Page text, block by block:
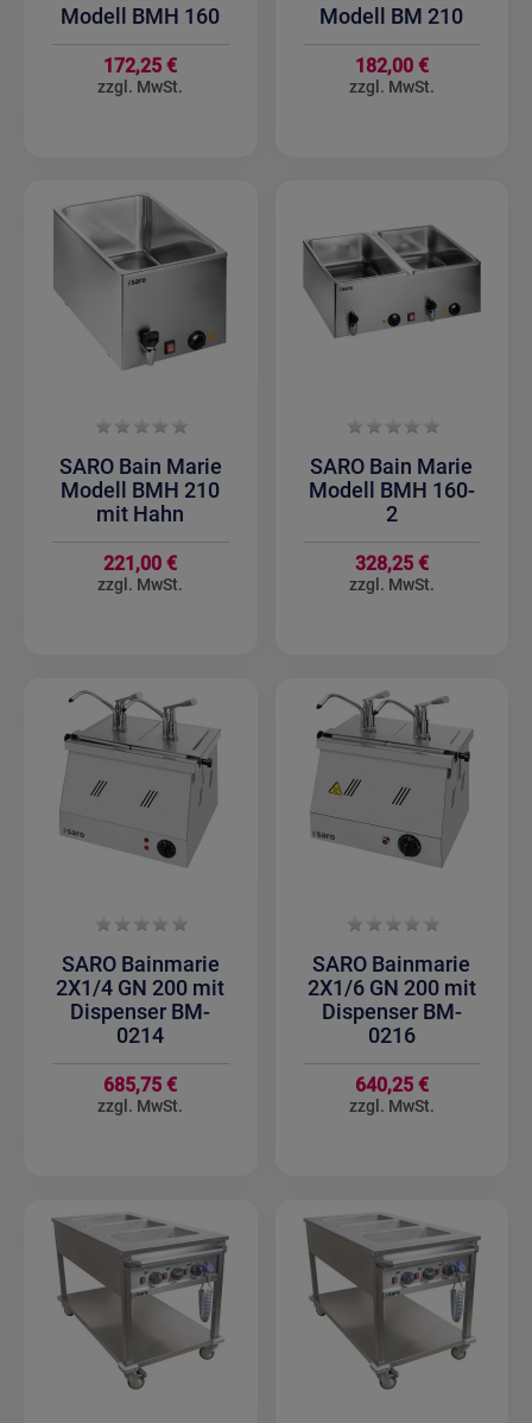
Modell BMH 160
172,25 €
Modell BM 210
182,00 €
SARO Bain Marie
Modell BMH 210
mit Hahn
221,00 €
SARO Bain Marie
Modell BMH 160-
2
328,25 €
SARO Bainmarie
2X1/4 GN 200 mit
Dispenser BM-
0214
685,75 €
SARO Bainmarie
2X1/6 GN 200 mit
Dispenser BM-
0216
640,25 €